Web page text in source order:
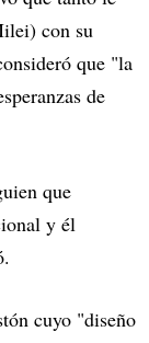
con su
que "la
de
que
y él
cuyo "diseño